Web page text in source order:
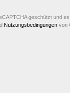
geschützt und
Nutzungsbedingungen von